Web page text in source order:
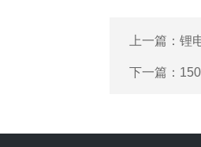
上一篇： 锂
下一篇：